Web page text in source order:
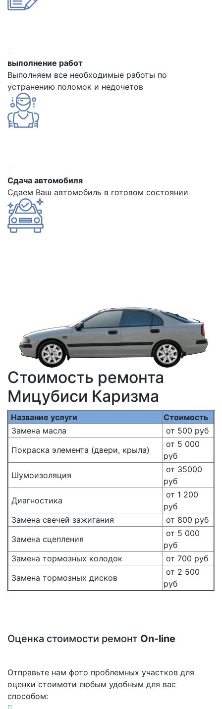
выполнение работ
Выполняем все необходимые работы по
устранению поломок и недочетов
Сдача автомобиля
Сдаем Ваш автомобиль в готовом состоянии
Стоимость ремонта
Мицубиси Каризма
Название услуги
Стоимость
Замена масла
от 500 руб
Покраска элемента (двери, крыла)
от 5 000
руб
Шумоизоляция
от 35000
руб
Диагностика
от 1 200
руб
Замена свечей зажигания
от 800 руб
Замена сцепления
от 5 000
руб
Замена тормозных колодок
от 700 руб
Замена тормозных дисков
от 2 500
руб
Оценка стоимости ремонт On-line
Отправьте нам фото проблемных участков для
оценки стоимоти любым удобным для вас
способом: